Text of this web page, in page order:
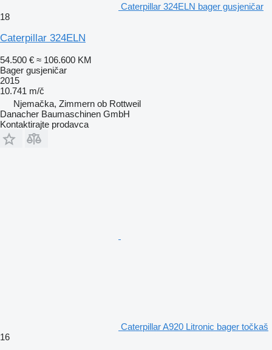
Caterpillar 324ELN bager gusjeničar
18
Caterpillar 324ELN
54.500 € ≈ 106.600 KM
Bager gusjeničar
2015
10.741 m/č
Njemačka, Zimmern ob Rottweil
Danacher Baumaschinen GmbH
Kontaktirajte prodavca
Caterpillar A920 Litronic bager točkaš
16